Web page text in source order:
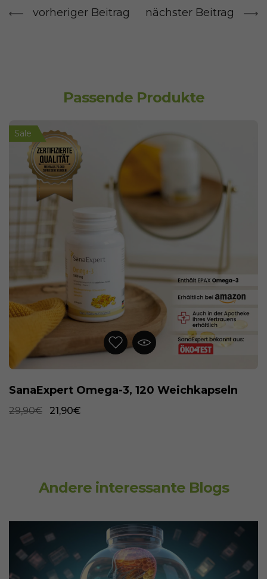
vorheriger Beitrag nächster Beitrag
Passende Produkte
Sale
SanaExpert Omega-3, 120 Weichkapseln
29,90€ 21,90€
Andere interessante Blogs